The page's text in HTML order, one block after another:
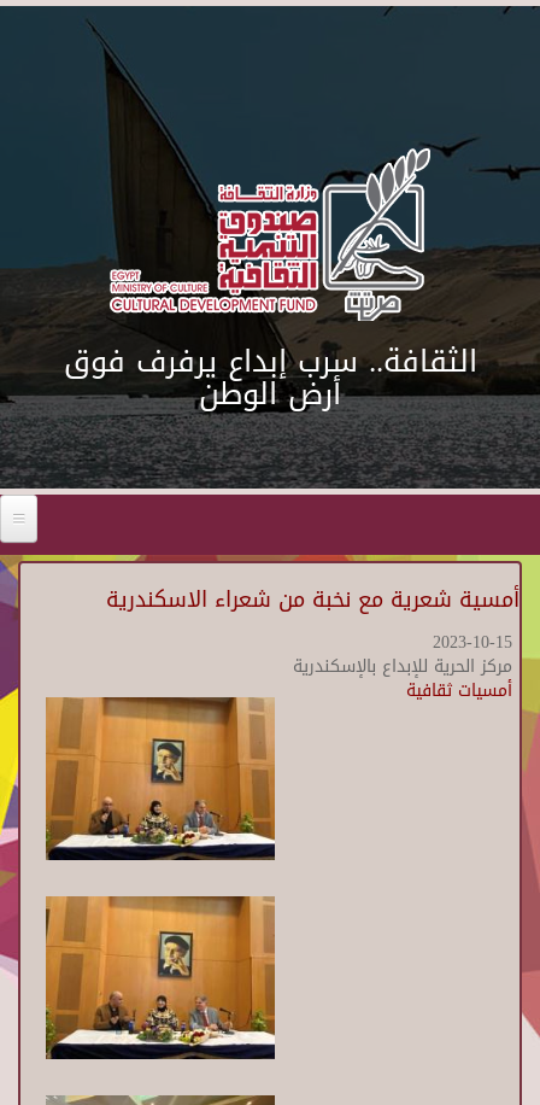
Skip to main content
الثقافة.. سرب إبداع يرفرف فوق
أرض الوطن
أمسية شعرية مع نخبة من شعراء الاسكندرية
2023-10-15
مركز الحرية للإبداع بالإسكندرية
أمسيات ثقافية